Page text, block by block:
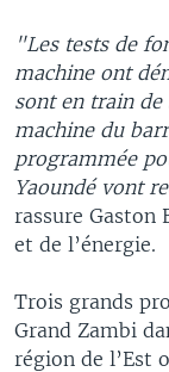
"Les tests de
machine ont
sont en train
machine du
programmée
Yaoundé vont
rassure Gaston
et de l’énergie.
Trois grands
Grand Zambi
région de l’Est